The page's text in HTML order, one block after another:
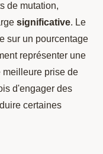
de mutation,
significative. Le
sur un pourcentage
représenter une
meilleure prise de
d'engager des
certaines